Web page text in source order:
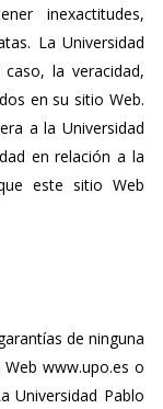
inexactitudes,
La Universidad
la veracidad,
en su sitio Web.
a la Universidad
en relación a la
este sitio Web
de ninguna
www.upo.es o
Universidad Pablo